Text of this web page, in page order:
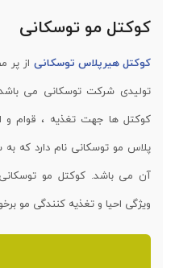
کوکتل مو توسکانی
کوکتل هیرپلاس توسکانی از
تولیدی شرکت توسکانی می
کوکتل ها جهت تغذیه ، قوام و
پلاس مو توسکانی نام دارد که
آن می باشد. کوکتل مو توسکانی
ویژگی احیا و تغذیه کنندگی مو